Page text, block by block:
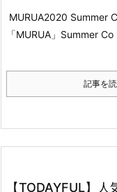
MURUA2020 Summer
「MURUA」Summer Co
記事を
【TODAYFUL】